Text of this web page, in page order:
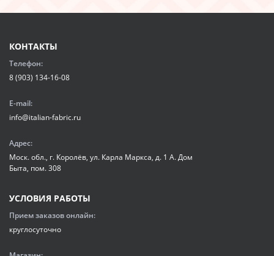
КОНТАКТЫ
Телефон:
8 (903) 134-16-08
E-mail:
info@italian-fabric.ru
Адрес:
Моск. обл., г. Королёв, ул. Карла Маркса, д. 1 А. Дом
Быта, пом. 308
УСЛОВИЯ РАБОТЫ
Прием заказов онлайн:
круглосуточно